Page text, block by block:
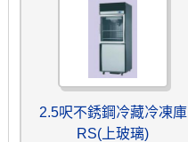
2.5呎不銹鋼冷藏冷凍庫
RS(上玻璃)